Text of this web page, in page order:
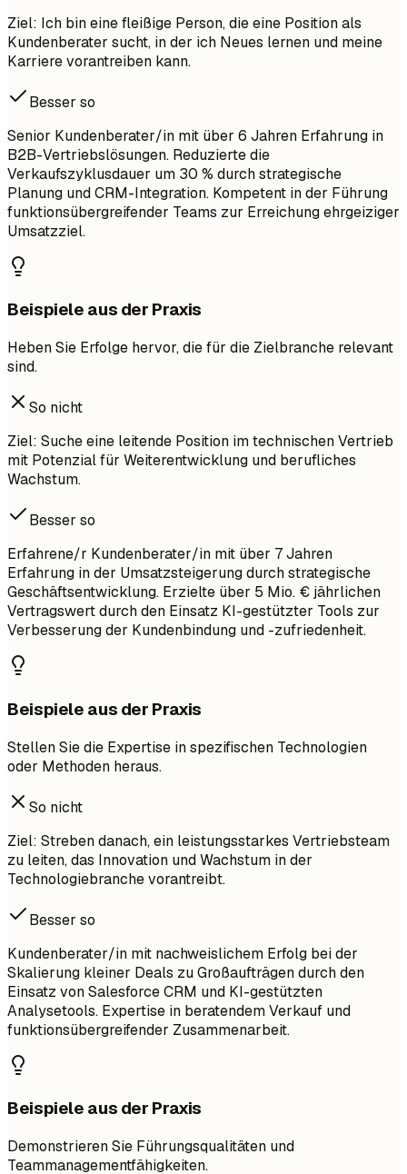
Ziel: Ich bin eine fleißige Person, die eine Position als
Kundenberater sucht, in der ich Neues lernen und meine
Karriere vorantreiben kann.
Besser so
Senior Kundenberater/in mit über 6 Jahren Erfahrung in
B2B-Vertriebslösungen. Reduzierte die
Verkaufszyklusdauer um 30 % durch strategische
Planung und CRM-Integration. Kompetent in der Führung
funktionsübergreifender Teams zur Erreichung ehrgeiziger
Umsatzziel.
Beispiele aus der Praxis
Heben Sie Erfolge hervor, die für die Zielbranche relevant
sind.
So nicht
Ziel: Suche eine leitende Position im technischen Vertrieb
mit Potenzial für Weiterentwicklung und berufliches
Wachstum.
Besser so
Erfahrene/r Kundenberater/in mit über 7 Jahren
Erfahrung in der Umsatzsteigerung durch strategische
Geschäftsentwicklung. Erzielte über 5 Mio. € jährlichen
Vertragswert durch den Einsatz KI-gestützter Tools zur
Verbesserung der Kundenbindung und -zufriedenheit.
Beispiele aus der Praxis
Stellen Sie die Expertise in spezifischen Technologien
oder Methoden heraus.
So nicht
Ziel: Streben danach, ein leistungsstarkes Vertriebsteam
zu leiten, das Innovation und Wachstum in der
Technologiebranche vorantreibt.
Besser so
Kundenberater/in mit nachweislichem Erfolg bei der
Skalierung kleiner Deals zu Großaufträgen durch den
Einsatz von Salesforce CRM und KI-gestützten
Analysetools. Expertise in beratendem Verkauf und
funktionsübergreifender Zusammenarbeit.
Beispiele aus der Praxis
Demonstrieren Sie Führungsqualitäten und
Teammanagementfähigkeiten.